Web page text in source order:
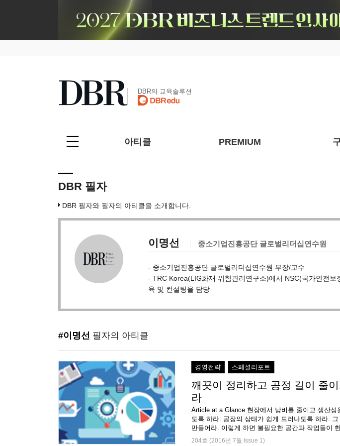
DBR의 교육솔루션
아티클 PREMIUM
DBR 필자
DBR 필자와 필자의 아티클을 소개합니다.
이명선 중소기업진흥공단 글로벌리더십연수원
- 중소기업진흥공단 글로벌리더십연수원 부장/교수
- TRC Korea(LIG화재 위험관리연구소)에서 NSC(국가안전보
육 및 컨설팅을 담당
#이명선 필자의 아티클
경영전략 스페셜리포트
깨끗이 정리하고 공정 길이 줄
라
Article at a Glance 현장에서 낭비를 줄이고 생산
도록 하라: 공장의 상태가 쉽게 드러나도록 하라.
만들어라. 이렇게 하면 불필요한 공간과 작업들이
204호 (2016년 7월 lssue 1)